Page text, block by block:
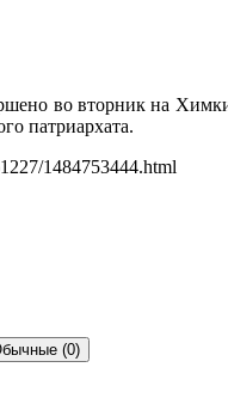
во вторник на
патриархата.
1484753444.html
(0)